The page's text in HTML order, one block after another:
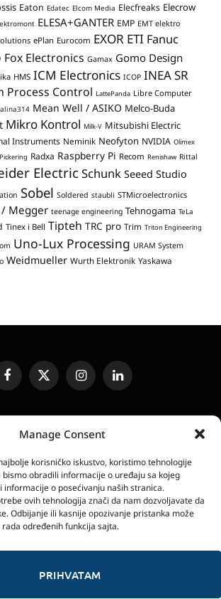
Manage Consent
korisničko iskustvo, koristimo tehnologije
bismo obradili informacije o uređaju sa kojeg
informacije o posećivanju naših stranica.
ovih tehnologija znači da nam dozvoljavate da
Odbijanje ili kasnije opozivanje pristanka može
određenih funkcija sajta.
PRIHVATAM
Eaton Edatec Elcom Media Elecfreaks Elecrow
ELESA+GANTER EMP EMT elektro
ePlan Eurocom EXOR ETI Fanuc
Fox Electronics Gamax Gomo Design
HMS ICM Electronics ICOP INEA SR
Process Control LattePanda Libre Computer
Mean Well / ASIKO Melco-Buda
Mikro Kontrol Milk-V Mitsubishi Electric
Instruments Neminik Neofyton NVIDIA Olimex
Pickering Radxa Raspberry Pi Recom Renishaw Rittal
ElectricSchunk Seeed Studio
Sobel Soldered staubli STMicroelectronics
/ Megger teenage engineering Tehnogama TeLa
Tinex i Bell Tipteh TRC pro Trim Triton Engineering
Uno-Lux Processing URAM System
Weidmueller Wurth Elektronik Yaskawa
FacebookX
(Twitter)
InstagramLinkedIn
ZA RECENZIJU
IZDANJA
POLITIKA PRIVATNOSTI
POLITIKA KOLAČIĆA
- Agencija “Gomo Design”
Glavaša 37, 26300 Vršac, Serbia
Mehatronika by Gomo Design.